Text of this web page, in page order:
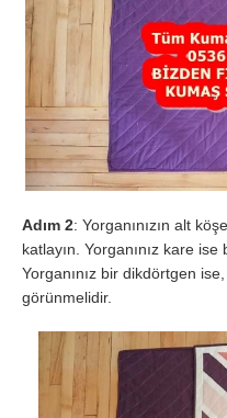
Adım 2: Yorganınızın alt
katlayın. Yorganınız kare
Yorganınız bir dikdörtgen
görünmelidir.